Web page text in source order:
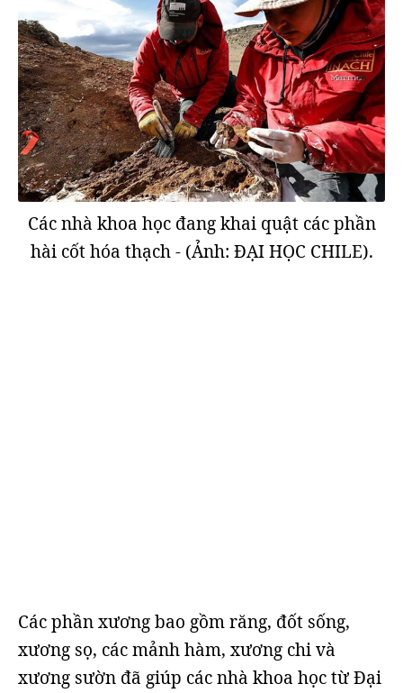
Các nhà khoa học đang khai quật các phần
hài cốt hóa thạch - (Ảnh: ĐẠI HỌC CHILE).
Các phần xương bao gồm răng, đốt sống,
xương sọ, các mảnh hàm, xương chi và
xương sườn đã giúp các nhà khoa học từ Đại